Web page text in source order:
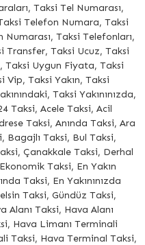
Taksi Tel Numarası,
Telefon Numara, Taksi
Taksi Telefonları,
Transfer, Taksi Ucuz, Taksi
Taksi Uygun Fiyata, Taksi
Vip, Taksi Yakın, Taksi
Taksi Yakınınızda,
Taksi, Acele Taksi, Acil
Taksi, Anında Taksi, Ara
Bagajlı Taksi, Bul Taksi,
Çanakkale Taksi, Derhal
Taksi, En Yakın
Taksi, En Yakınınızda
Taksi, Gündüz Taksi,
Alanı Taksi, Hava Alanı
Hava Limanı Terminali
Taksi, Hava Terminal Taksi,